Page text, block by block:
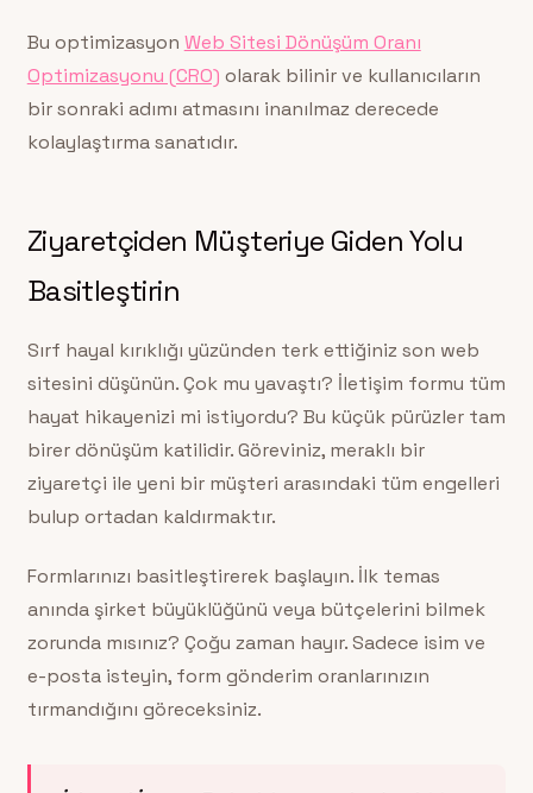
Bu optimizasyon Web Sitesi Dönüşüm Oranı
Optimizasyonu (CRO) olarak bilinir ve kullanıcıların
bir sonraki adımı atmasını inanılmaz derecede
kolaylaştırma sanatıdır.
Ziyaretçiden Müşteriye Giden Yolu
Basitleştirin
Sırf hayal kırıklığı yüzünden terk ettiğiniz son web
sitesini düşünün. Çok mu yavaştı? İletişim formu tüm
hayat hikayenizi mi istiyordu? Bu küçük pürüzler tam
birer dönüşüm katilidir. Göreviniz, meraklı bir
ziyaretçi ile yeni bir müşteri arasındaki tüm engelleri
bulup ortadan kaldırmaktır.
Formlarınızı basitleştirerek başlayın. İlk temas
anında şirket büyüklüğünü veya bütçelerini bilmek
zorunda mısınız? Çoğu zaman hayır. Sadece isim ve
e-posta isteyin, form gönderim oranlarınızın
tırmandığını göreceksiniz.